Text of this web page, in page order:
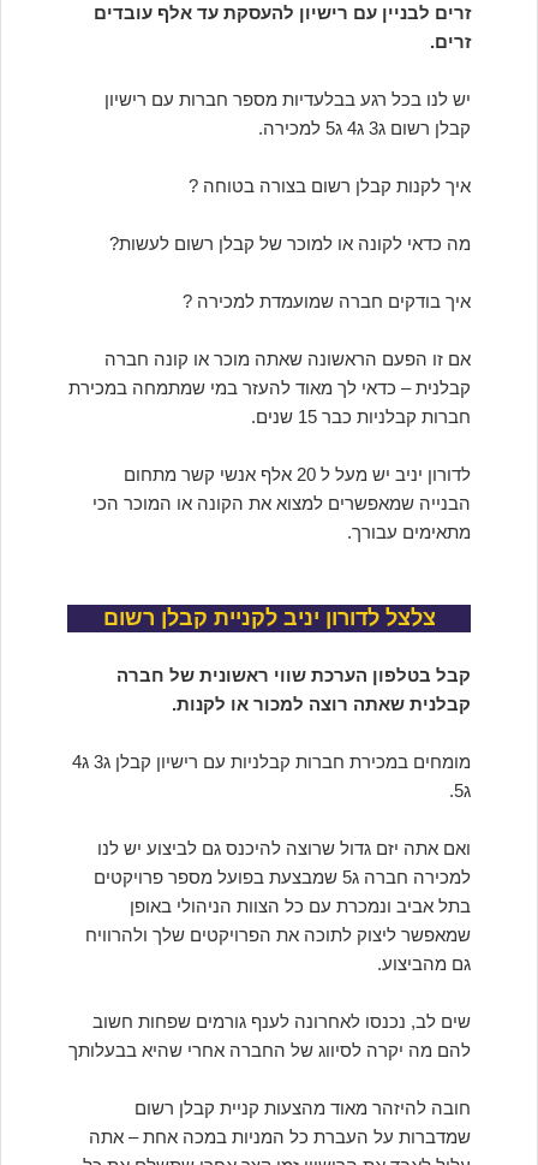
זרים לבניין עם רישיון להעסקת עד אלף עובדים
זרים.
יש לנו בכל רגע בבלעדיות מספר חברות עם רישיון
קבלן רשום ג3 ג4 ג5 למכירה.
איך לקנות קבלן רשום בצורה בטוחה ?
מה כדאי לקונה או למוכר של קבלן רשום לעשות?
איך בודקים חברה שמועמדת למכירה ?
אם זו הפעם הראשונה שאתה מוכר או קונה חברה
קבלנית – כדאי לך מאוד להעזר במי שמתמחה במכירת
חברות קבלניות כבר 15 שנים.
לדורון יניב יש מעל ל 20 אלף אנשי קשר מתחום
הבנייה שמאפשרים למצוא את הקונה או המוכר הכי
מתאימים עבורך.
צלצל לדורון יניב לקניית קבלן רשום
קבל בטלפון הערכת שווי ראשונית של חברה
קבלנית שאתה רוצה למכור או לקנות.
מומחים במכירת חברות קבלניות עם רישיון קבלן ג3 ג4
ג5.
ואם אתה יזם גדול שרוצה להיכנס גם לביצוע יש לנו
למכירה חברה ג5 שמבצעת בפועל מספר פרויקטים
בתל אביב ונמכרת עם כל הצוות הניהולי באופן
שמאפשר ליצוק לתוכה את הפרויקטים שלך ולהרוויח
גם מהביצוע.
שים לב, נכנסו לאחרונה לענף גורמים שפחות חשוב
להם מה יקרה לסיווג של החברה אחרי שהיא בבעלותך
חובה להיזהר מאוד מהצעות קניית קבלן רשום
שמדברות על העברת כל המניות במכה אחת – אתה